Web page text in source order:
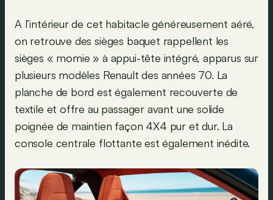
A l’intérieur de cet habitacle généreusement aéré,
on retrouve des sièges baquet rappellent les
sièges « momie » à appui-tête intégré, apparus sur
plusieurs modèles Renault des années 70. La
planche de bord est également recouverte de
textile et offre au passager avant une solide
poignée de maintien façon 4X4 pur et dur. La
console centrale flottante est également inédite.